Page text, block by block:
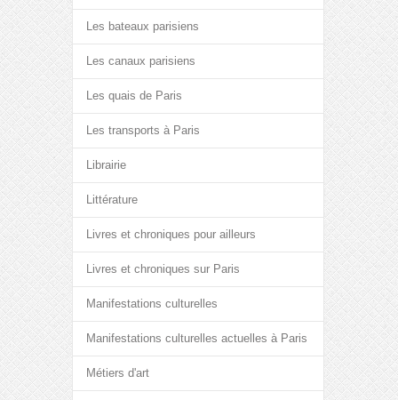
Les bateaux parisiens
Les canaux parisiens
Les quais de Paris
Les transports à Paris
Librairie
Littérature
Livres et chroniques pour ailleurs
Livres et chroniques sur Paris
Manifestations culturelles
Manifestations culturelles actuelles à Paris
Métiers d'art